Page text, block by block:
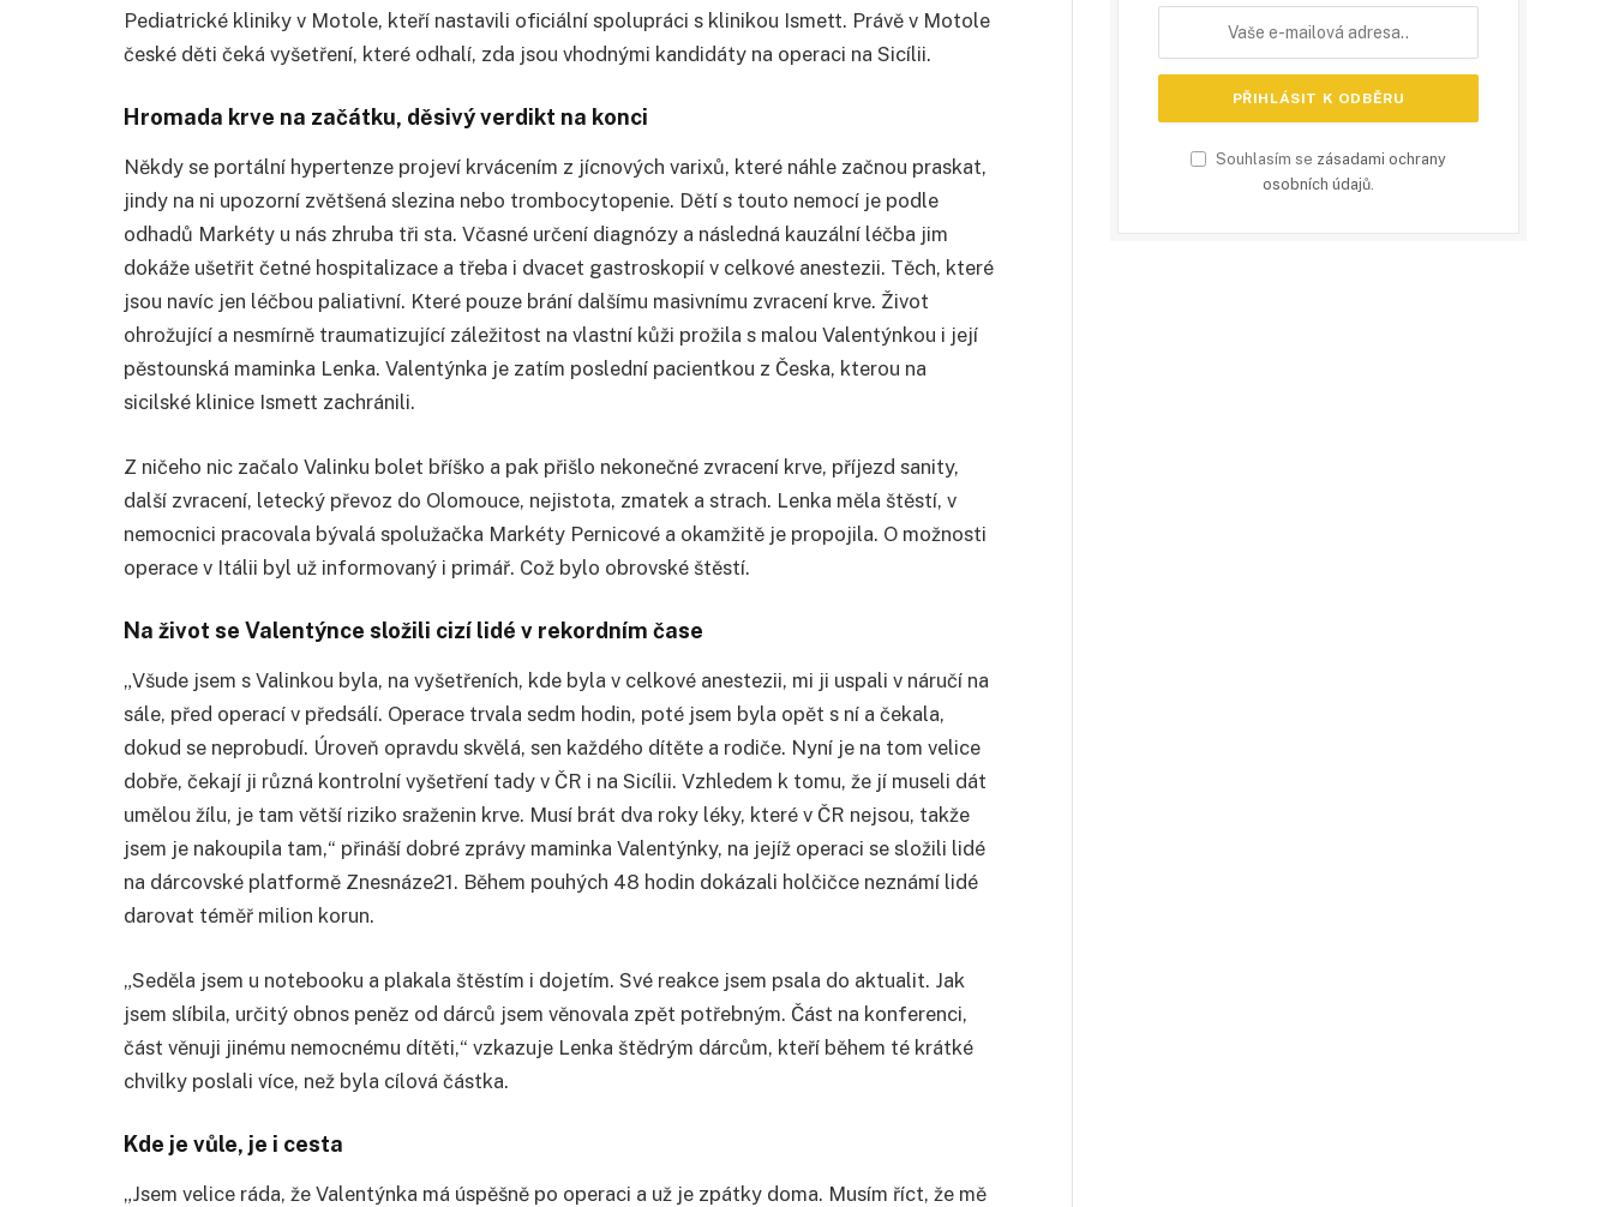
Pediatrické kliniky v Motole, kteří nastavili oficiální spolupráci s klinikou Ismett. Právě v Motole
české děti čeká vyšetření, které odhalí, zda jsou vhodnými kandidáty na operaci na Sicílii.
Hromada krve na začátku, děsivý verdikt na konci
Někdy se portální hypertenze projeví krvácením z jícnových varixů, které náhle začnou praskat,
jindy na ni upozorní zvětšená slezina nebo trombocytopenie. Dětí s touto nemocí je podle
odhadů Markéty u nás zhruba tři sta. Včasné určení diagnózy a následná kauzální léčba jim
dokáže ušetřit četné hospitalizace a třeba i dvacet gastroskopií v celkové anestezii. Těch, které
jsou navíc jen léčbou paliativní. Které pouze brání dalšímu masivnímu zvracení krve. Život
ohrožující a nesmírně traumatizující záležitost na vlastní kůži prožila s malou Valentýnkou i její
pěstounská maminka Lenka. Valentýnka je zatím poslední pacientkou z Česka, kterou na
sicilské klinice Ismett zachránili.
Z ničeho nic začalo Valinku bolet bříško a pak přišlo nekonečné zvracení krve, příjezd sanity,
další zvracení, letecký převoz do Olomouce, nejistota, zmatek a strach. Lenka měla štěstí, v
nemocnici pracovala bývalá spolužačka Markéty Pernicové a okamžitě je propojila. O možnosti
operace v Itálii byl už informovaný i primář. Což bylo obrovské štěstí.
Na život se Valentýnce složili cizí lidé v rekordním čase
„Všude jsem s Valinkou byla, na vyšetřeních, kde byla v celkové anestezii, mi ji uspali v náručí na
sále, před operací v předsálí. Operace trvala sedm hodin, poté jsem byla opět s ní a čekala,
dokud se neprobudí. Úroveň opravdu skvělá, sen každého dítěte a rodiče. Nyní je na tom velice
dobře, čekají ji různá kontrolní vyšetření tady v ČR i na Sicílii. Vzhledem k tomu, že jí museli dát
umělou žílu, je tam větší riziko sraženin krve. Musí brát dva roky léky, které v ČR nejsou, takže
jsem je nakoupila tam,“ přináší dobré zprávy maminka Valentýnky, na jejíž operaci se složili lidé
na dárcovské platformě Znesnáze21. Během pouhých 48 hodin dokázali holčičce neznámí lidé
darovat téměř milion korun.
„Seděla jsem u notebooku a plakala štěstím i dojetím. Své reakce jsem psala do aktualit. Jak
jsem slíbila, určitý obnos peněz od dárců jsem věnovala zpět potřebným. Část na konferenci,
část věnuji jinému nemocnému dítěti,“ vzkazuje Lenka štědrým dárcům, kteří během té krátké
chvilky poslali více, než byla cílová částka.
Kde je vůle, je i cesta
„Jsem velice ráda, že Valentýnka má úspěšně po operaci a už je zpátky doma. Musím říct, že mě
Souhlasím se zásadami ochrany
osobních údajů